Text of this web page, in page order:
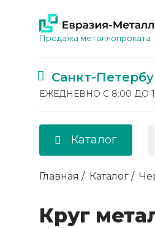
Продажа металлопроката
Санкт-
ЕЖЕДНЕВНО С 8:00 ДО
Каталог
Главная Каталог
Круг